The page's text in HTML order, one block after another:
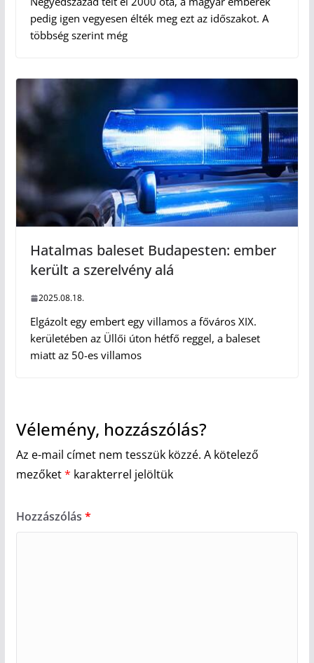
pedig igen vegyesen élték meg ezt az időszakot. A
többség szerint még
Hatalmas baleset Budapesten: ember
került a szerelvény alá
2025.08.18.
Elgázolt egy embert egy villamos a főváros XIX.
kerületében az Üllői úton hétfő reggel, a baleset
miatt az 50-es villamos
Vélemény, hozzászólás?
Az e-mail címet nem tesszük közzé. A kötelező
mezőket* karakterrel jelöltük
Hozzászólás *